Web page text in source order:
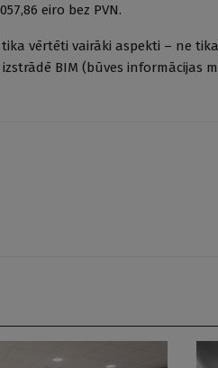
eiro bez PVN.
vērtēti vairāki aspekti – ne
BIM (būves informācijas